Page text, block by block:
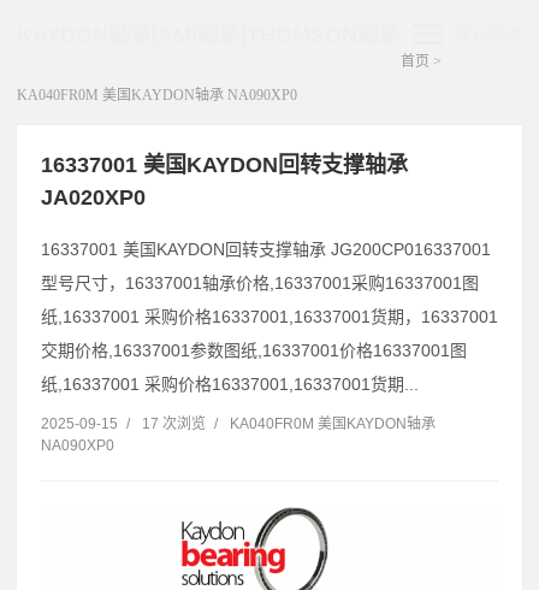
首页 >
KA040FR0M 美国KAYDON轴承 NA090XP0
16337001 美国KAYDON回转支撑轴承
JA020XP0
16337001 美国KAYDON回转支撑轴承 JG200CP016337001
型号尺寸，16337001轴承价格,16337001采购16337001图
纸,16337001 采购价格16337001,16337001货期，16337001
交期价格,16337001参数图纸,16337001价格16337001图
纸,16337001 采购价格16337001,16337001货期...
2025-09-15 / 17 次浏览 /
KA040FR0M 美国KAYDON轴承
NA090XP0